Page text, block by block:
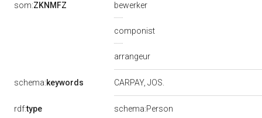
som:ZKNMFZ bewerker
componist
arrangeur
schema:keywords CARPAY, JOS.
rdf:type schema:Person